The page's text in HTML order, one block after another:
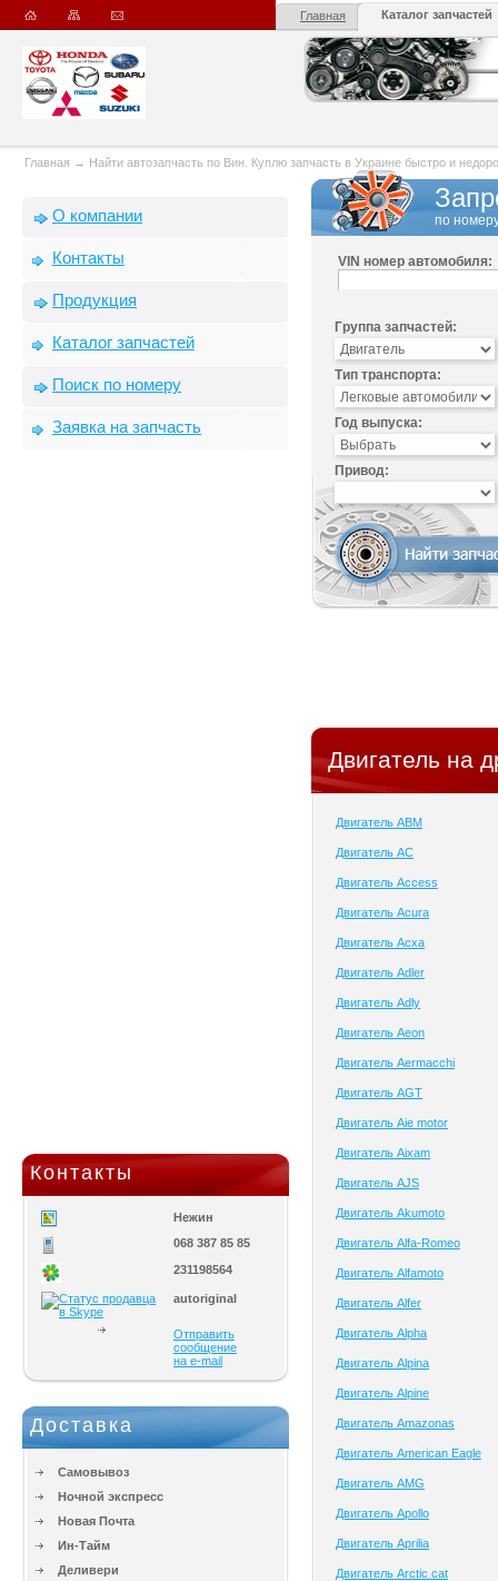
Главная Каталог запчастей
Главная → Найти автозапчасть по Вин. Куплю запчасть в Украине быстро и
О компании
Контакты
Продукция
Каталог запчастей
Поиск по номеру
Заявка на запчасть
Контакты
Нежин
068 387 85 85
231198564
autoriginal
Отправить
сообщение
на e-mail
Доставка
Самовывоз
Ночной экспресс
Новая Почта
Ин-Тайм
Деливери
по
VIN номер автомобиля:
Группа запчастей:
Тип транспорта:
Год выпуска:
Привод:
Двигатель на
Двигатель ABM
Двигатель AC
Двигатель Access
Двигатель Acura
Двигатель Acxa
Двигатель Adler
Двигатель Adly
Двигатель Aeon
Двигатель Aermacchi
Двигатель AGT
Двигатель Aie motor
Двигатель Aixam
Двигатель AJS
Двигатель Akumoto
Двигатель Alfa-Romeo
Двигатель Alfamoto
Двигатель Alfer
Двигатель Alpha
Двигатель Alpina
Двигатель Alpine
Двигатель Amazonas
Двигатель American Eagle
Двигатель AMG
Двигатель Apollo
Двигатель Aprilia
Двигатель Arctic cat